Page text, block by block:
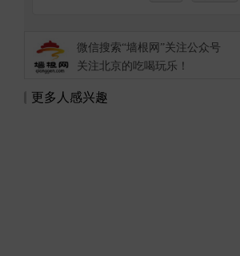
微信搜索“墙根网”关注公众号
关注北京的吃喝玩乐！
更多人感兴趣